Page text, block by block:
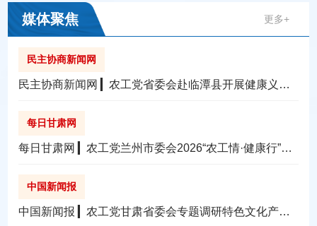
媒体聚焦 更多+
民主协商新闻网
民主协商新闻网 ▎农工党省委会赴临潭县开展健康义诊
每日甘肃网
每日甘肃网 ▎农工党兰州市委会2026“农工情·健康行”第
中国新闻报
中国新闻报 ▎农工党甘肃省委会专题调研特色文化产业